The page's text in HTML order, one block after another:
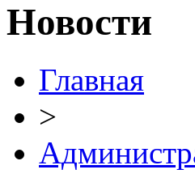
Новости
Главная
>